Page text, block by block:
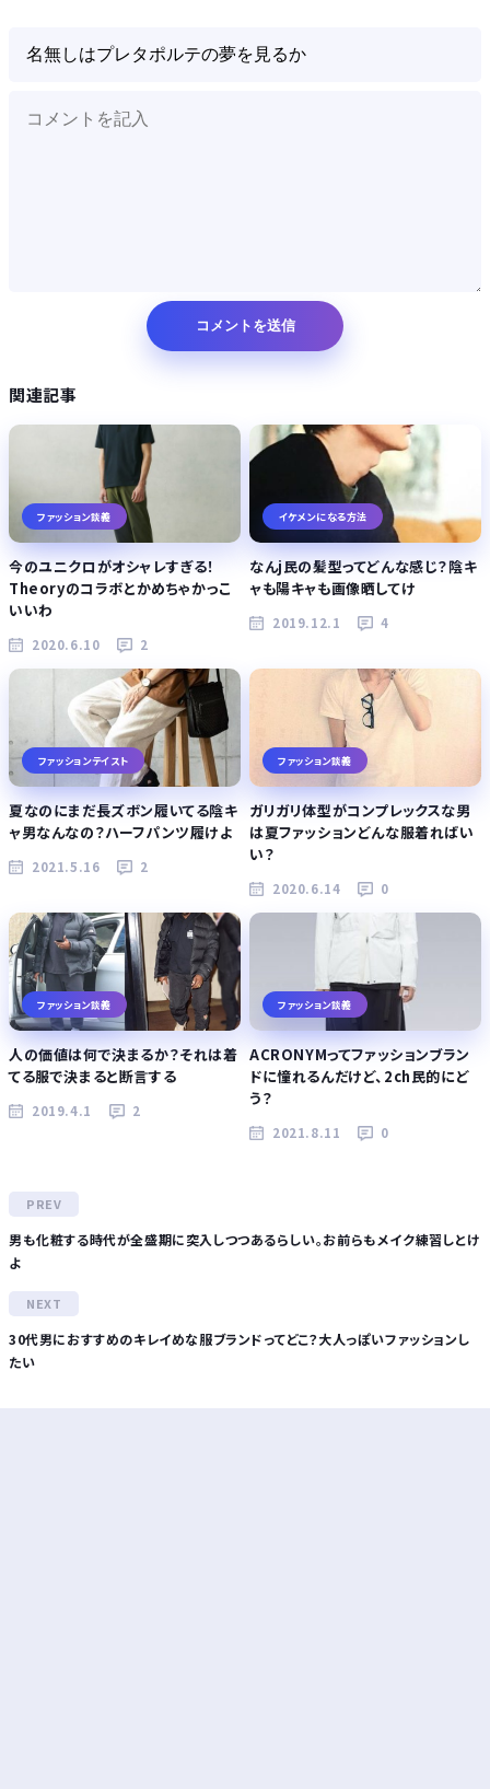
関連記事
ファッション談義
今のユニクロがオシャレすぎる！
Theoryのコラボとかめちゃかっこ
いいわ
2020.6.10 2
イケメンになる方法
なんj民の髪型ってどんな感じ？陰キ
ャも陽キャも画像晒してけ
2019.12.1 4
ファッションテイスト
夏なのにまだ長ズボン履いてる陰キ
ャ男なんなの？ハーフパンツ履けよ
2021.5.16 2
ファッション談義
ガリガリ体型がコンプレックスな男
は夏ファッションどんな服着ればい
い？
2020.6.14 0
ファッション談義
人の価値は何で決まるか？それは着
てる服で決まると断言する
2019.4.1 2
ファッション談義
ACRONYMってファッションブラン
ドに憧れるんだけど、2ch民的にど
う？
2021.8.11 0
男も化粧する時代が全盛期に突入しつつあるらしい。お前らもメイク練習しとけ
よ
30代男におすすめのキレイめな服ブランドってどこ？大人っぽいファッションし
たい